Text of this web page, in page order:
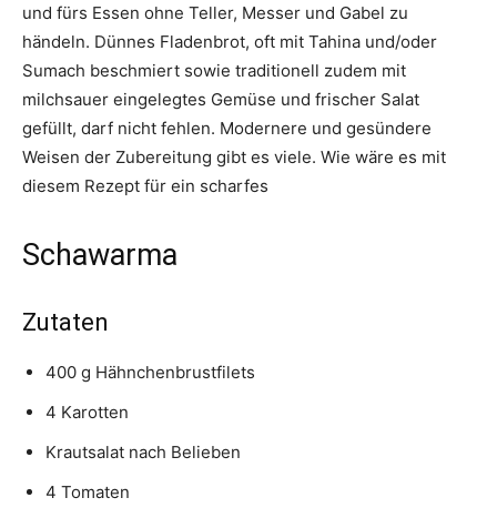
und fürs Essen ohne Teller, Messer und Gabel zu
händeln. Dünnes Fladenbrot, oft mit Tahina und/oder
Sumach beschmiert sowie traditionell zudem mit
milchsauer eingelegtes Gemüse und frischer Salat
gefüllt, darf nicht fehlen. Modernere und gesündere
Weisen der Zubereitung gibt es viele. Wie wäre es mit
diesem Rezept für ein scharfes
Schawarma
Zutaten
400 g Hähnchenbrustfilets
4 Karotten
Krautsalat nach Belieben
4 Tomaten